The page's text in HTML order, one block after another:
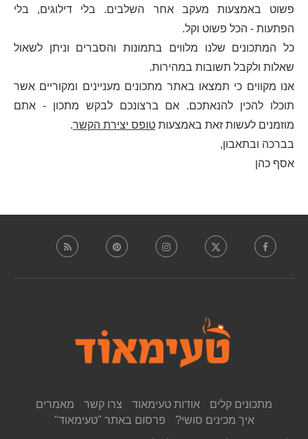
פשוט באמצעות מעקב אחר השלבים. בלי דילוגים, בלי
הפתעות - הכל פשוט וקל.
כל המתכונים שלנו מלווים בתמונות והסברים וניתן לשאול
שאלות ולקבל תשובות במהירות.
אנו מקווים כי תמצאו באתר מתכונים מעניינים ומקוריים אשר
תוכלו להכין להנאתכם. אם ברצונכם לבקש מתכון - אתם
מוזמנים לעשות זאת באמצעות טופס יצירת הקשר.
בברכה ובתאבון,
אסף כהן
מתכונים קלים אודות טעימאוד צרו קשר
מאמרים
איך מכינים סושי?
פרסום באתר "טעימאוד"